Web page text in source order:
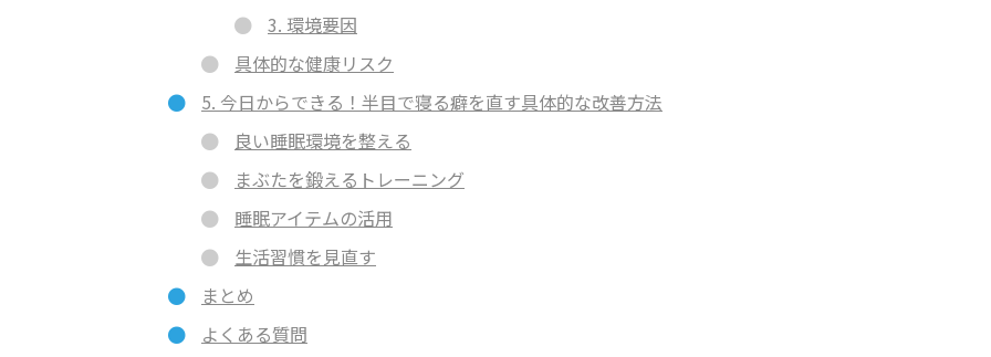
3. 環境要因
具体的な健康リスク
5. 今日からできる！半目で寝る癖を直す具体的な改善方法
良い睡眠環境を整える
まぶたを鍛えるトレーニング
睡眠アイテムの活用
生活習慣を見直す
まとめ
よくある質問